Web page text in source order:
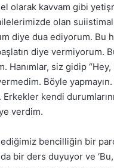
olarak kavvam gibi
olan
diye dua ediyorum. Bu
diye vermiyorum.
Hanımlar, siz gidip
Böyle
kendi durumlarını
verdim.
bencilliğin bir
bir ders duyuyor ve